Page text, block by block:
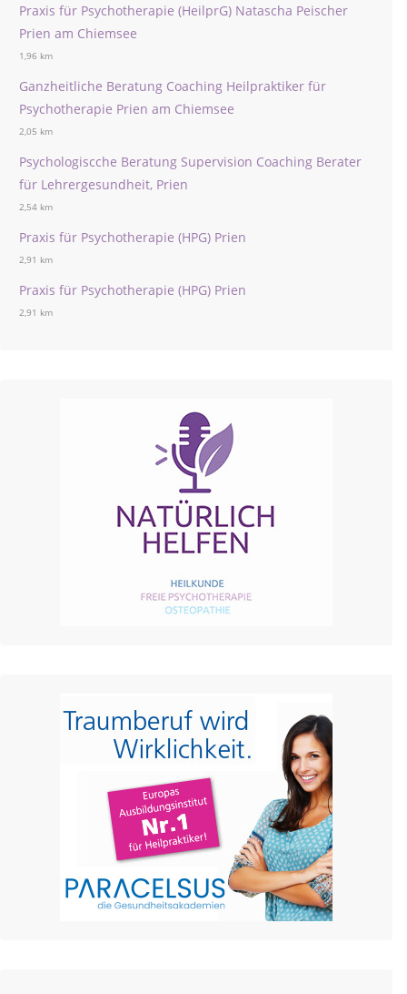
Praxis für Psychotherapie (HeilprG) Natascha Peischer
Prien am Chiemsee
1,96 km
Ganzheitliche Beratung Coaching Heilpraktiker für
Psychotherapie Prien am Chiemsee
2,05 km
Psychologiscche Beratung Supervision Coaching Berater
für Lehrergesundheit, Prien
2,54 km
Praxis für Psychotherapie (HPG) Prien
2,91 km
Praxis für Psychotherapie (HPG) Prien
2,91 km